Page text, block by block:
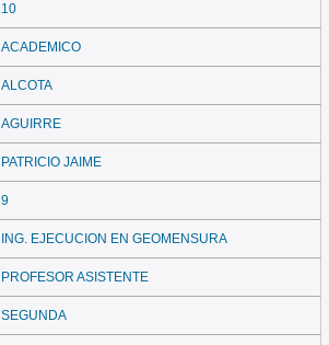
10
ACADEMICO
ALCOTA
AGUIRRE
PATRICIO JAIME
9
ING. EJECUCION EN GEOMENSURA
PROFESOR ASISTENTE
SEGUNDA